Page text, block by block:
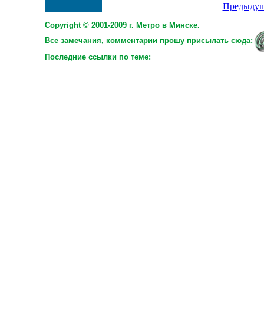
Copyright © 2001-2009 г. Метро в Минске.
Все замечания, комментарии прошу присылать сюда:
Последние ссылки по теме: